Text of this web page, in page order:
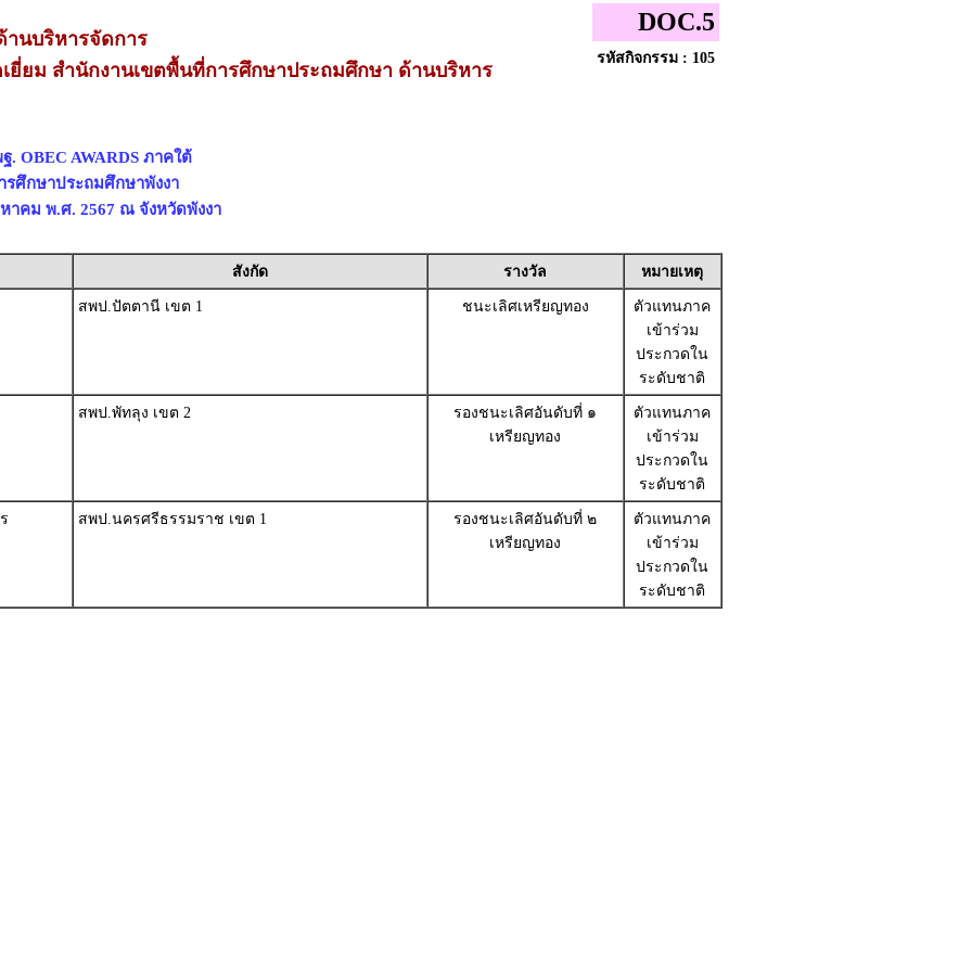
านบริหารจัดการ
ยี่ยม สำนักงานเขตพื้นที่การศึกษาประถมศึกษา ด้านบริหาร
. OBEC AWARDS ภาคใต้
รศึกษาประถมศึกษาพังงา
าคม พ.ศ. 2567 ณ จังหวัดพังงา
DOC.5
รหัสกิจกรรม : 105
สังกัด รางวัล
หมายเหตุ
สพป.ปัตตานี เขต 1 ชนะเลิศเหรียญทอง
ตัวแทนภาค
เข้าร่วม
ประกวดใน
ระดับชาติ
สพป.พัทลุง เขต 2
รองชนะเลิศอันดับที่ ๑
เหรียญทอง
ตัวแทนภาค
เข้าร่วม
ประกวดใน
ระดับชาติ
สพป.นครศรีธรรมราช เขต 1
รองชนะเลิศอันดับที่ ๒
เหรียญทอง
ตัวแทนภาค
เข้าร่วม
ประกวดใน
ระดับชาติ